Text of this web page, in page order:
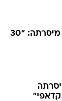
מתקפת טילים על מיסרתה: "30